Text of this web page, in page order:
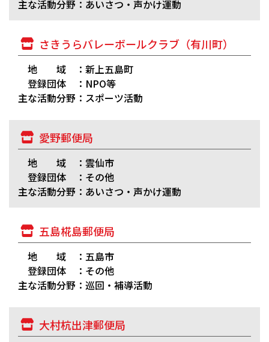
主な活動分野：あいさつ・声かけ運動
さきうらバレーボールクラブ（有川町）
地 域 ：新上五島町
登録団体 ：NPO等
主な活動分野：スポーツ活動
愛野郵便局
地 域 ：雲仙市
登録団体 ：その他
主な活動分野：あいさつ・声かけ運動
五島椛島郵便局
地 域 ：五島市
登録団体 ：その他
主な活動分野：巡回・補導活動
大村杭出津郵便局